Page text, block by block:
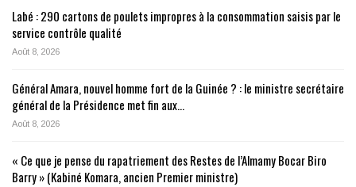
Labé : 290 cartons de poulets impropres à la consommation saisis par le
service contrôle qualité
Août 8, 2026
Général Amara, nouvel homme fort de la Guinée ? : le ministre secrétaire
général de la Présidence met fin aux…
Août 8, 2026
« Ce que je pense du rapatriement des Restes de l’Almamy Bocar Biro
Barry » (Kabiné Komara, ancien Premier ministre)